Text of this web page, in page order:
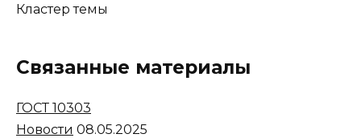
Кластер темы
Связанные материалы
ГОСТ 10303
Новости 08.05.2025